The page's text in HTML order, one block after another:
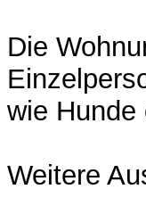
Die
wie
Weitere